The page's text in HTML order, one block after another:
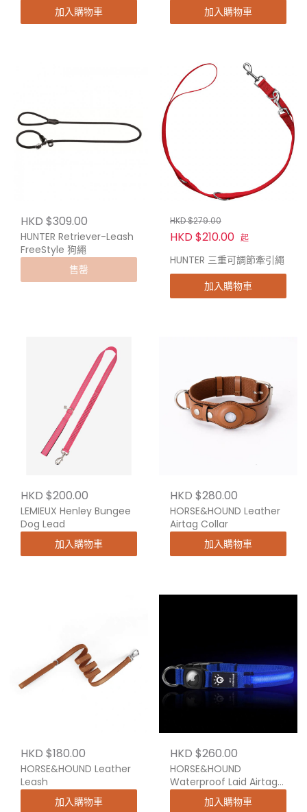
加入購物車
加入購物車
HKD $309.00
HUNTER Retriever-Leash
FreeStyle 狗繩
售罄
HKD $279.00
HKD $210.00 起
HUNTER 三重可調節牽引繩
加入購物車
HKD $200.00
LEMIEUX Henley Bungee
Dog Lead
加入購物車
HKD $280.00
HORSE&HOUND Leather
Airtag Collar
加入購物車
HKD $180.00
HORSE&HOUND Leather
Leash
加入購物車
HKD $260.00
HORSE&HOUND
Waterproof Laid Airtage
Collar
加入購物車